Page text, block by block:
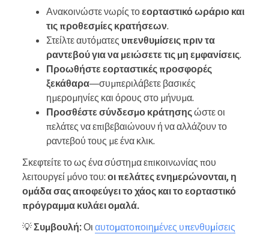
Ανακοινώστε νωρίς τοεορταστικό ωράριο και
τις προθεσμίες κρατήσεων.
Στείλτε αυτόματες υπενθυμίσεις πριν τα
ραντεβού για να μειώσετε τις μη εμφανίσεις.
Προωθήστε εορταστικές προσφορές
ξεκάθαρα—συμπεριλάβετε βασικές
ημερομηνίες και όρους στο μήνυμα.
Προσθέστε σύνδεσμο κράτησηςώστε οι
πελάτες να επιβεβαιώνουν ή να αλλάζουν το
ραντεβού τους με ένα κλικ.
Σκεφτείτε το ως ένα σύστημα επικοινωνίας που
λειτουργεί μόνο του: οι πελάτες ενημερώνονται, η
ομάδα σας αποφεύγει το χάος και το εορταστικό
πρόγραμμα κυλάει ομαλά.
💡Συμβουλή:Οι αυτοματοποιημένες υπενθυμίσεις